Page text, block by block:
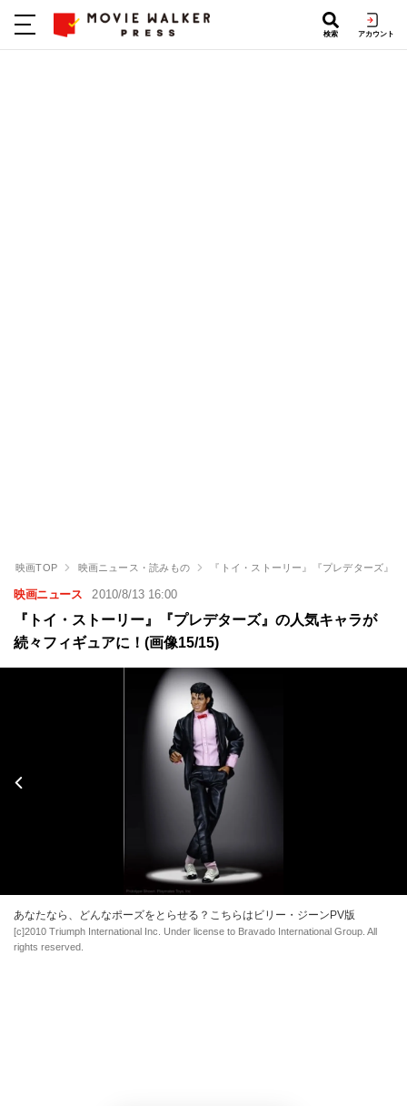
検索 アカウント
映画TOP 映画ニュース・読みもの 『トイ・ストーリー』『プレデターズ』
映画ニュース 2010/8/13 16:00
『トイ・ストーリー』『プレデターズ』の人気キャラが
続々フィギュアに！(画像15/15)
あなたなら、どんなポーズをとらせる？こちらはビリー・ジーンPV版
[c]2010 Triumph International Inc. Under license to Bravado International Group. All
rights reserved.